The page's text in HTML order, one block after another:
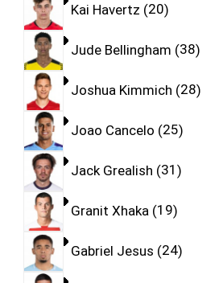
Kai Havertz 20
Jude Bellingham 38
Joshua Kimmich 28
Joao Cancelo 25
Jack Grealish 31
Granit Xhaka 19
Gabriel Jesus 24